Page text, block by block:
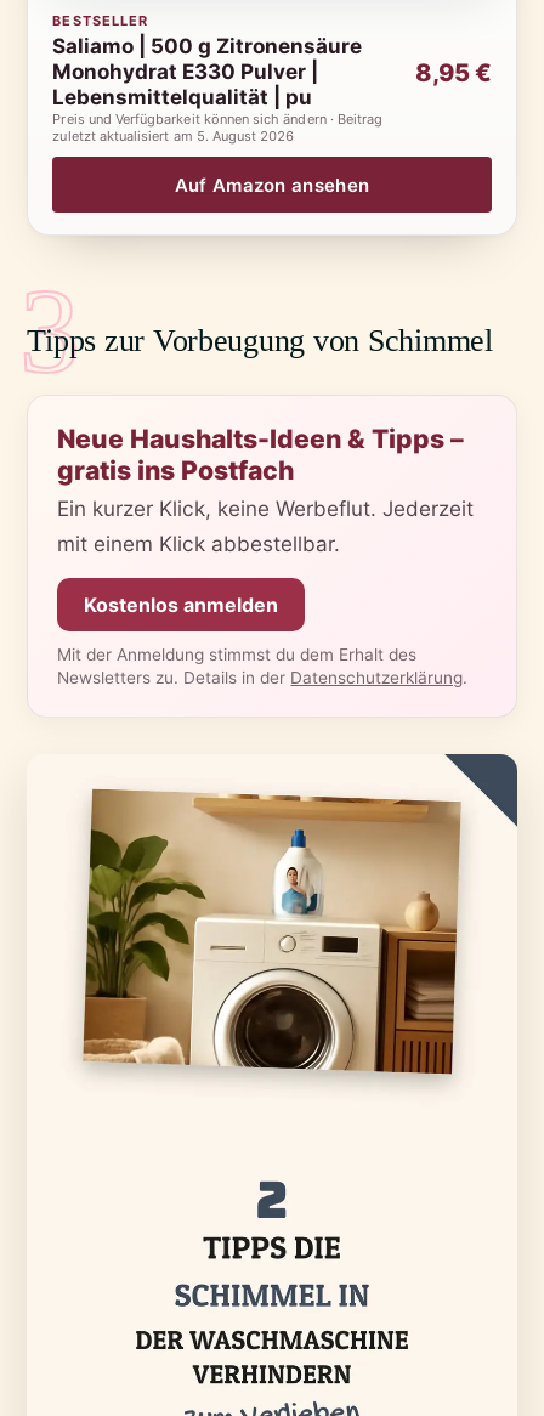
BESTSELLER
Saliamo | 500 g Zitronensäure
Monohydrat E330 Pulver |
Lebensmittelqualität | pu
8,95 €
Preis und Verfügbarkeit können sich ändern · Beitrag
zuletzt aktualisiert am 5. August 2026
Auf Amazon ansehen
3
Tipps zur Vorbeugung von Schimmel
Neue Haushalts-Ideen & Tipps –
gratis ins Postfach
Ein kurzer Klick, keine Werbeflut. Jederzeit
mit einem Klick abbestellbar.
Kostenlos anmelden
Mit der Anmeldung stimmst du dem Erhalt des
Newsletters zu. Details in der Datenschutzerklärung.